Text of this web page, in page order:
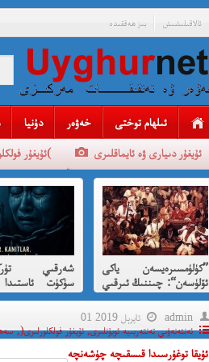
بىز ھەققىدە ئالاقىلىشىش
ئىلھام توختى خەۋەر دۇنيا
ئۇيغۇر دىيارى ۋە ئايماقلىرى ئۇيغۇر فولكلورلىرى(
”كۈلۈمسىرەيسەن ياكى
ئۆلۈسەن“: چىننىڭ ئىرقىي
قىرغىنچىلىقنى
كۈلۈمسىرەش ئارقىلىق
پەردىلەش ئويۇنى
شەرقىي
سۈكۈت
بېرىلغان
admin
01 ئاپرېل 2019
ئەنئەنەۋىي تەنتەربىيە ئويۇنلىرى,ئۇيغۇر فولكلورلىرى(,
ئۇيقا توغۇرسىدا قىسقىچە چۈشەنچە